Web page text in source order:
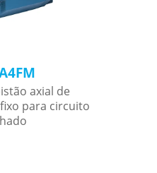
axial de
para circuito